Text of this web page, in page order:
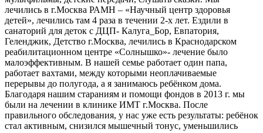
лечились в г.Москва РАМН – «Научный центр здоровья
детей», лечились там 4 раза в течении 2-х лет. Ездили в
санаторий для деток с ДЦП- Калуга_Бор, Евпатория,
Геленджик, Детство г.Москва, лечились в Краснодарском
реабилитационном центре «Солнышко»- лечение было
малоэффективным. В нашей семье работает один папа,
работает вахтами, между которыми неоплачиваемые
перерывы до полугода, а я занимаюсь ребёнком дома.
Благодаря нашим стараниям и помощи фондов в 2013 г. мы
были на лечении в клинике ИМТ г.Москва. После
правильного обследования, у нас уже есть результаты: ребёнок
стал активным, снизился мышечный тонус, уменьшились